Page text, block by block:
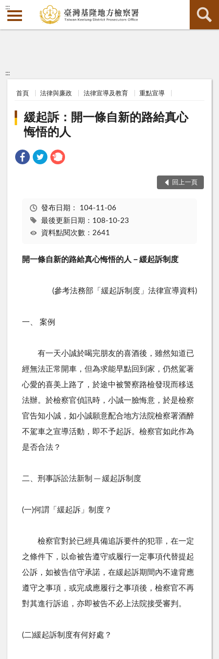
:::
:::
首頁 法律與廉政 法律宣導及教育 重點宣導
緩起訴：開一條自新的路給真心
悔悟的人
回上一頁
發布日期： 104-11-06
最後更新日期：108-10-23
資料點閱次數：2641
開一條自新的路給真心悔悟的人－緩起訴制度
(參考法務部「緩起訴制度」法律宣導資料)
一、 案例
有一天小誠於喝完朋友的喜酒後，雖然知道已
經無法正常開車，但為求能早點回到家，仍然駕著
心愛的喜美上路了，於途中被警察路檢發現而移送
法辦。於檢察官偵訊時，小誠一臉悔意，於是檢察
官告知小誠，如小誠願意配合地方法院檢察署酒醉
不駕車之宣導活動，即不予起訴。檢察官如此作為
是否合法？
二、刑事訴訟法新制 ─ 緩起訴制度
(一)何謂「緩起訴」制度？
檢察官對於已經具備追訴要件的犯罪，在一定
之條件下，以命被告遵守或履行一定事項代替提起
公訴，如被告信守承諾，在緩起訴期間內不違背應
遵守之事項，或完成應履行之事項後，檢察官不再
對其進行訴追，亦即被告不必上法院接受審判。
(二)緩起訴制度有何好處？